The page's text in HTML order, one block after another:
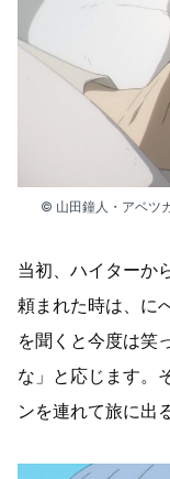
© 山田鐘人・アベツ
当初、ハイターか
頼まれた時は、に
を聞くと今度は笑
な」と応じます。
ンを連れて旅に出